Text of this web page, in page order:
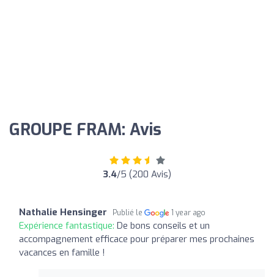
GROUPE FRAM: Avis
3.4/5 (200 Avis)
Nathalie Hensinger Publié le 1 year ago
Expérience fantastique: De bons conseils et un
accompagnement efficace pour préparer mes prochaines
vacances en famille !